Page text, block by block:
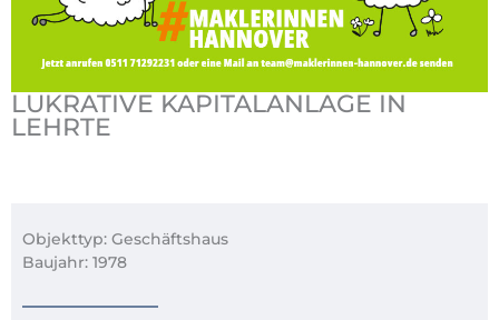
LUKRATIVE KAPITALANLAGE IN
LEHRTE
Objekttyp: Geschäftshaus
Baujahr: 1978